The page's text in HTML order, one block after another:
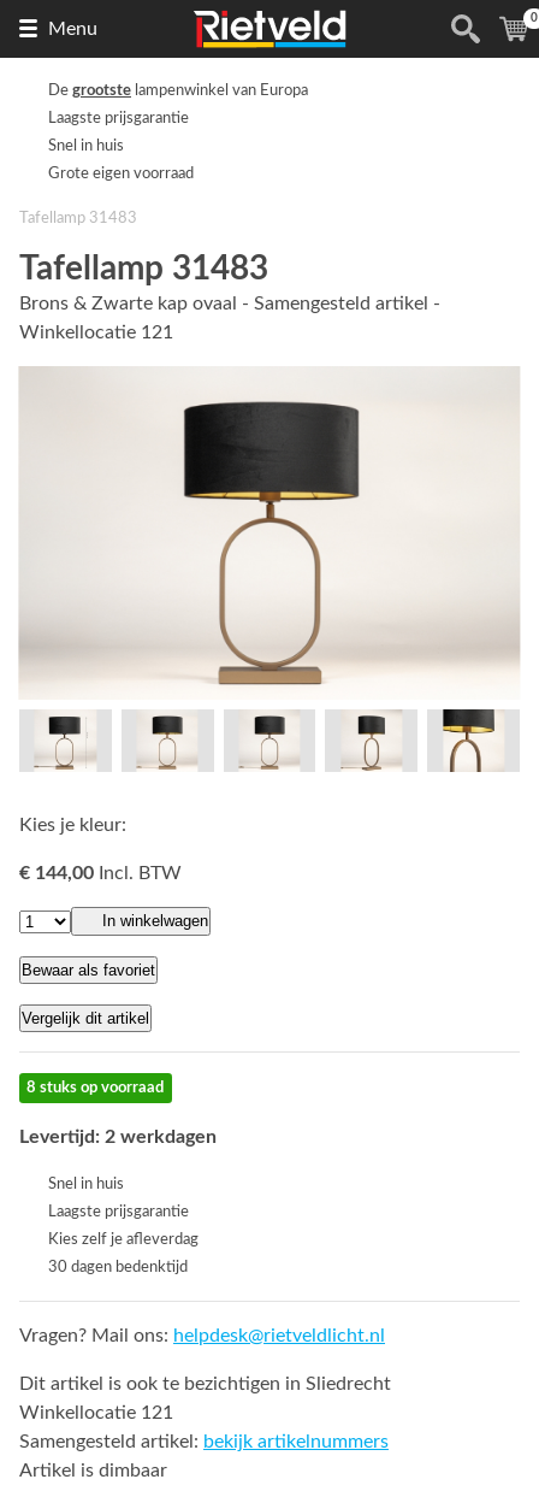
Menu
de
(
0
De grootste lampenwinkel van Europa
Laagste prijsgarantie
Snel in huis
Grote eigen voorraad
Tafellamp 31483
Tafellamp 31483
Brons & Zwarte kap ovaal - Samengesteld artikel -
Winkellocatie 121
Kies je kleur:
€ 144,00 Incl. BTW
In winkelwagen
Bewaar als favoriet
Vergelijk dit artikel
8 stuks op voorraad
Levertijd: 2 werkdagen
Snel in huis
Laagste prijsgarantie
Kies zelf je afleverdag
30 dagen bedenktijd
Vragen? Mail ons: helpdesk@rietveldlicht.nl
Dit artikel is ook te bezichtigen in Sliedrecht
Winkellocatie 121
Samengesteld artikel: bekijk artikelnummers
Artikel is dimbaar